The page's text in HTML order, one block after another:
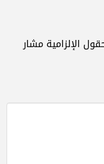
الإلزامية مشار